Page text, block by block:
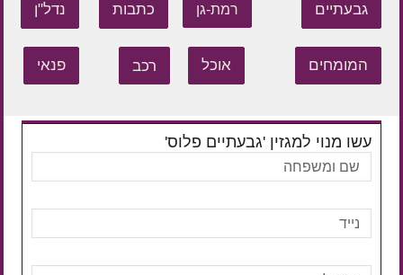
גבעתיים רמת-גן כתבות נדל"ן
המומחים אוכל רכב פנאי
עשו מנוי למגזין 'גבעתיים פלוס'